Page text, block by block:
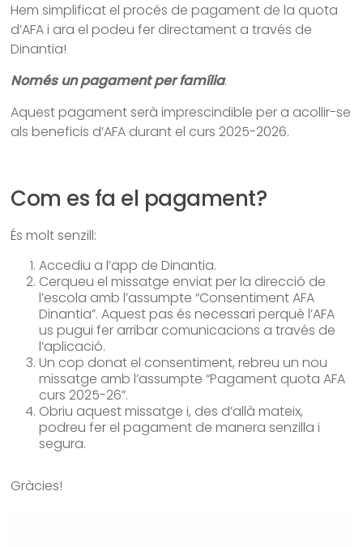
Hem simplificat el procés de pagament de la quota
d’AFA i ara el podeu fer directament a través de
Dinantia!
Només un pagament per família.
Aquest pagament serà imprescindible per a acollir-se
als beneficis d’AFA durant el curs 2025-2026.
Com es fa el pagament?
És molt senzill:
Accediu a l’app de Dinantia.
Cerqueu el missatge enviat per la direcció de
l’escola amb l’assumpte “Consentiment AFA
Dinantia”. Aquest pas és necessari perquè l’AFA
us pugui fer arribar comunicacions a través de
l’aplicació.
Un cop donat el consentiment, rebreu un nou
missatge amb l’assumpte “Pagament quota AFA
curs 2025-26”.
Obriu aquest missatge i, des d’allà mateix,
podreu fer el pagament de manera senzilla i
segura.
Gràcies!